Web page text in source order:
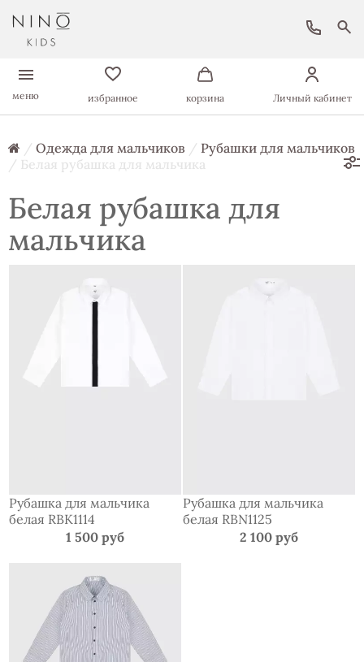
меню избранное корзина Личный кабинет
/ Одежда для мальчиков / Рубашки для мальчиков
/ Белая рубашка для мальчика
Белая рубашка для
мальчика
Рубашка для мальчика
белая RBK1114
1 500 руб
Рубашка для мальчика
белая RBN1125
2 100 руб